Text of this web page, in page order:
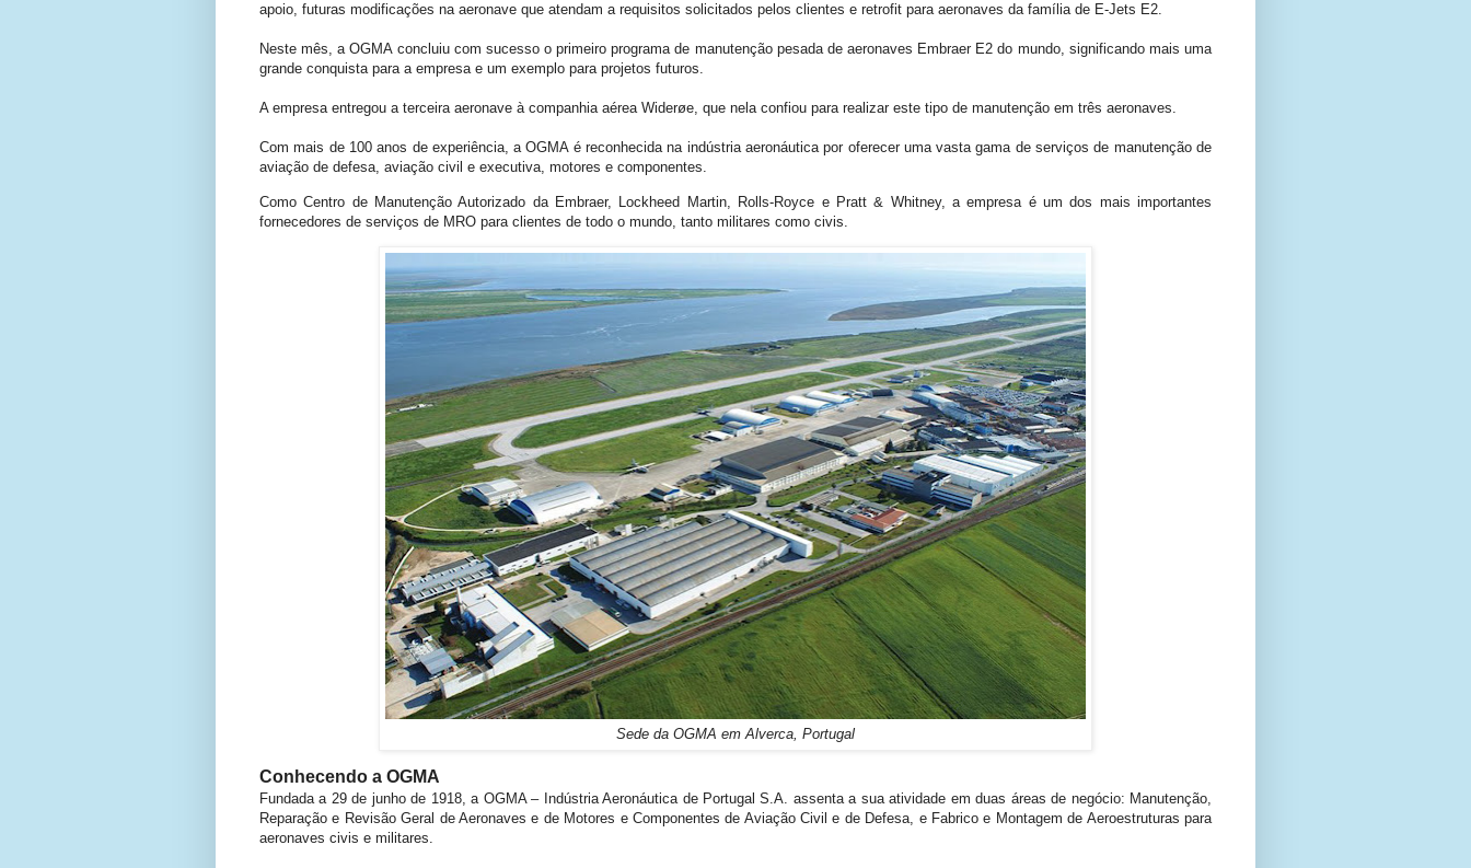
apoio, futuras modificações na aeronave que atendam a requisitos solicitados pelos clientes e retrofit para aeronaves da família de E-Jets E2.
Neste mês, a OGMA concluiu com sucesso o primeiro programa de manutenção pesada de aeronaves Embraer E2 do mundo, significando mais uma
grande conquista para a empresa e um exemplo para projetos futuros.
A empresa entregou a terceira aeronave à companhia aérea Widerøe, que nela confiou para realizar este tipo de manutenção em três aeronaves.
Com mais de 100 anos de experiência, a OGMA é reconhecida na indústria aeronáutica por oferecer uma vasta gama de serviços de manutenção de
aviação de defesa, aviação civil e executiva, motores e componentes.
Como Centro de Manutenção Autorizado da Embraer, Lockheed Martin, Rolls-Royce e Pratt & Whitney, a empresa é um dos mais importantes
fornecedores de serviços de MRO para clientes de todo o mundo, tanto militares como civis.
Sede da OGMA em Alverca, Portugal
Conhecendo a OGMA
Fundada a 29 de junho de 1918, a OGMA – Indústria Aeronáutica de Portugal S.A. assenta a sua atividade em duas áreas de negócio: Manutenção,
Reparação e Revisão Geral de Aeronaves e de Motores e Componentes de Aviação Civil e de Defesa, e Fabrico e Montagem de Aeroestruturas para
aeronaves civis e militares.